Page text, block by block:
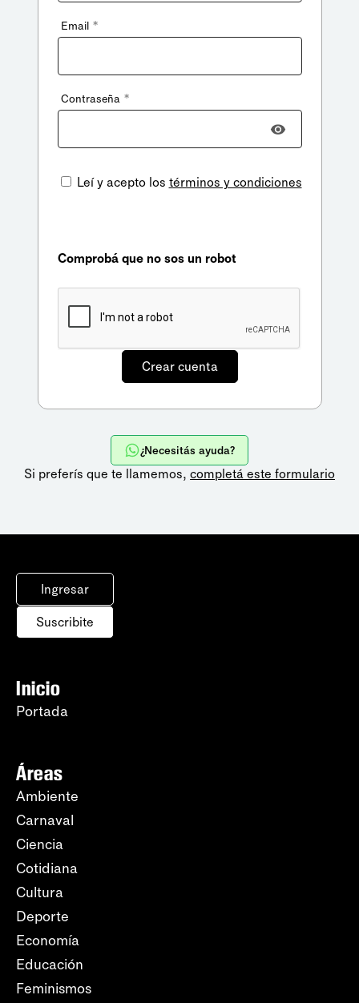
Email *
Contraseña *
Leí y acepto los términos y condiciones
Comprobá que no sos un robot
¿Necesitás ayuda?
Si preferís que te llamemos, completá este formulario
Ingresar
Suscribite
Inicio
Portada
Áreas
Ambiente
Carnaval
Ciencia
Cotidiana
Cultura
Deporte
Economía
Educación
Feminismos